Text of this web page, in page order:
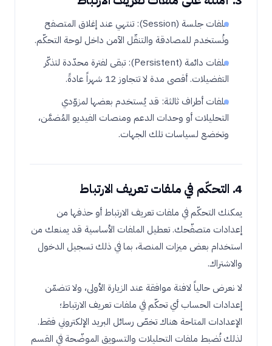
ملفات جلسة (Session): تنتهي عند إغلاق المتصفح
وتُستخدم للمصادقة والتنقّل الآمن داخل لوحة التحكّم.
ملفات دائمة (Persistent): تبقى لفترة محدّدة لتذكّر
التفضيلات. أقصى مدة لا تتجاوز 12 شهراً عادةً.
ملفات أطراف ثالثة: قد يُستخدم بعضها لمزوّدي
التحليلات أو وحدات الدعم ومنصات الفيديو المُضمَّن،
وتخضع لسياسات تلك الجهات.
4. التحكّم في ملفات تعريف الارتباط
يمكنك التحكّم في ملفات تعريف الارتباط أو حذفها من
إعدادات متصفّحك. تعطيل الملفات الأساسية قد يمنعك من
استخدام بعض ميزات المنصة، بما في ذلك تسجيل الدخول
والاشتراك.
لا نعرض حالياً لافتة موافقة عند الزيارة الأولى، ولا تتضمّن
إعدادات الحساب أي تحكّم في ملفات تعريف الارتباط؛
الإعدادات المتاحة هناك تخصّ رسائل البريد الإلكتروني فقط.
لذلك تُضبط ملفات التحليلات والتسويق الموضّحة في القسم